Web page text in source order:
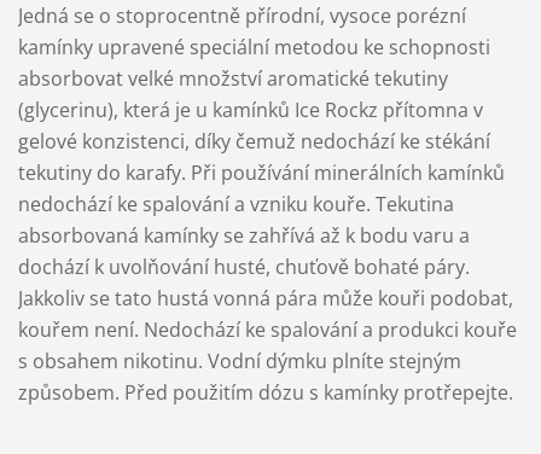
Jedná se o stoprocentně přírodní, vysoce porézní
kamínky upravené speciální metodou ke schopnosti
absorbovat velké množství aromatické tekutiny
(glycerinu), která je u kamínků Ice Rockz přítomna v
gelové konzistenci, díky čemuž nedochází ke stékání
tekutiny do karafy. Při používání minerálních kamínků
nedochází ke spalování a vzniku kouře. Tekutina
absorbovaná kamínky se zahřívá až k bodu varu a
dochází k uvolňování husté, chuťově bohaté páry.
Jakkoliv se tato hustá vonná pára může kouři podobat,
kouřem není. Nedochází ke spalování a produkci kouře
s obsahem nikotinu. Vodní dýmku plníte stejným
způsobem. Před použitím dózu s kamínky protřepejte.